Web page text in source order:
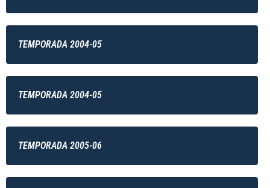
TEMPORADA 2004-05
TEMPORADA 2004-05
TEMPORADA 2005-06